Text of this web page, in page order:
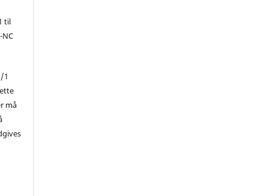
til
NC
1
må